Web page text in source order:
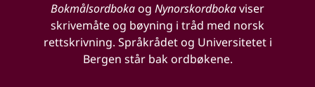
Bokmålsordbokaog Nynorskordbokaviser
skrivemåte og bøyning i tråd med norsk
rettskrivning. Språkrådet og Universitetet i
Bergen står bak ordbøkene.